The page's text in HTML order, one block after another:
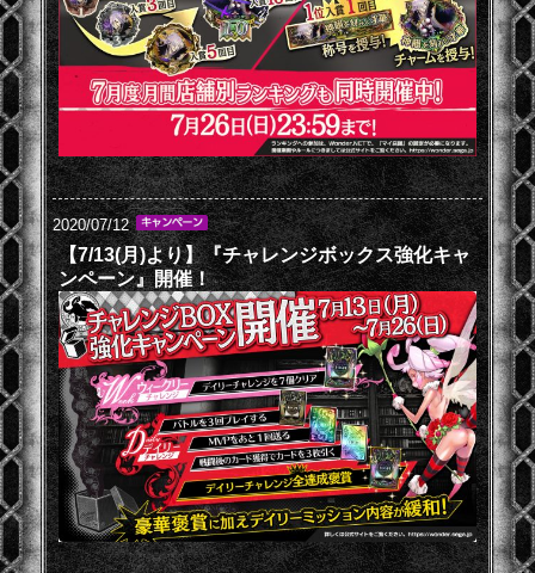
2020/07/12
【7/13(月)より】『チャレンジボックス強化キャ
ンペーン』開催！